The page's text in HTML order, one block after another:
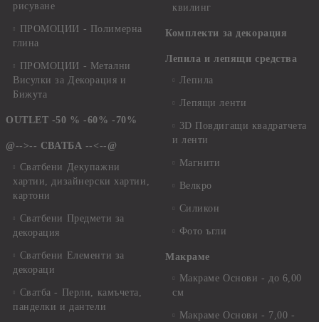
рисуване
ПРОМОЦИИ - Полимерна
глина
ПРОМОЦИИ - Метални
Висулки за Декорация и
Бижута
OUTLET -50 % -60% -70%
@-->-- СВАТБА --<--@
Сватбени Декупажни
хартии, дизайнерски хартии,
картони
Сватбени Предмети за
декорация
Сватбени Елементи за
декораци
Сватба - Перли, камъчета,
панделки и дантели
квилинг
Комплекти за декорация
Лепила и лепящи средства
Лепила
Лепящи ленти
3D Повдигащи квадратчета
и ленти
Магнити
Велкро
Силикон
Фото ъгли
Макраме
Макраме Основи - до 6,00
см
Макраме Основи - 7,00 -